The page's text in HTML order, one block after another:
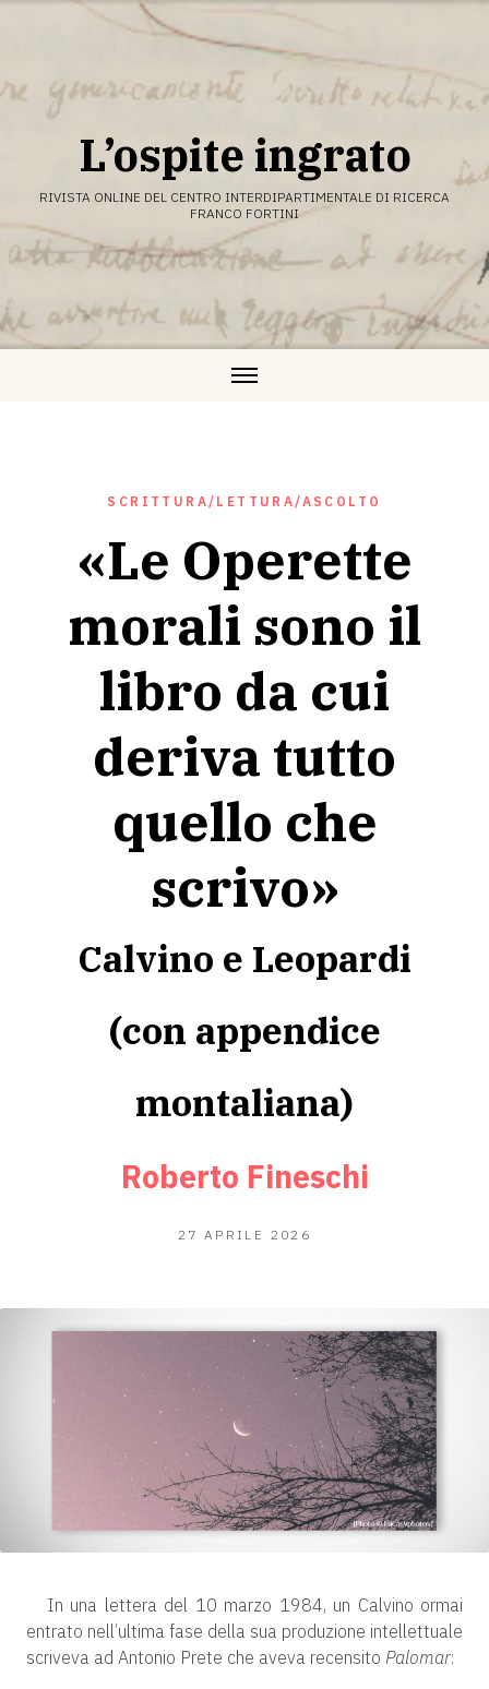
L’ospite ingrato
RIVISTA ONLINE DEL CENTRO INTERDIPARTIMENTALE DI RICERCA
FRANCO FORTINI
SCRITTURA/LETTURA/ASCOLTO
«Le Operette
morali sono il
libro da cui
deriva tutto
quello che
scrivo»
Calvino e Leopardi
(con appendice
montaliana)
Roberto Fineschi
27 APRILE 2026
In una lettera del 10 marzo 1984, un Calvino ormai
entrato nell’ultima fase della sua produzione intellettuale
scriveva ad Antonio Prete che aveva recensito Palomar: